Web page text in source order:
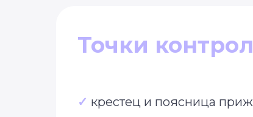
Точки
✓ крестец и поясница